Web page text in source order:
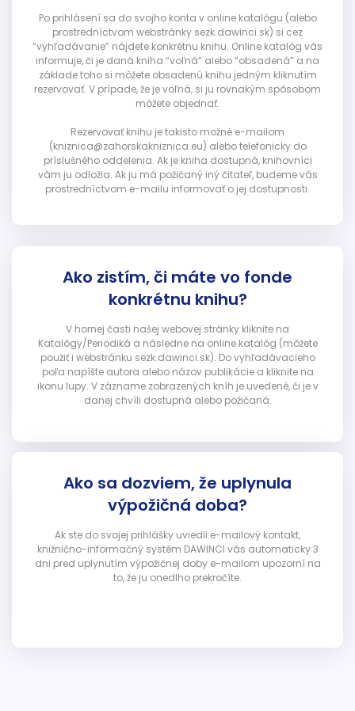
Po prihlásení sa do svojho konta v online katalógu (alebo
prostredníctvom webstránky sezk.dawinci.sk) si cez
“vyhľadávanie” nájdete konkrétnu knihu. Online katalóg vás
informuje, či je daná kniha “voľná” alebo “obsadená” a na
základe toho si môžete obsadenú knihu jedným kliknutím
rezervovať. V prípade, že je voľná, si ju rovnakým spôsobom
môžete objednať.
Rezervovať knihu je takisto možné e-mailom
(kniznica@zahorskakniznica.eu) alebo telefonicky do
príslušného oddelenia. Ak je kniha dostupná, knihovníci
vám ju odložia. Ak ju má požičaný iný čitateľ, budeme vás
prostredníctvom e-mailu informovať o jej dostupnosti.
Ako zistím, či máte vo fonde
konkrétnu knihu?
V hornej časti našej webovej stránky kliknite na
Katalógy/Periodiká a následne na online katalóg (môžete
použiť i webstránku sezk.dawinci.sk). Do vyhľadávacieho
poľa napíšte autora alebo názov publikácie a kliknite na
ikonu lupy. V zázname zobrazených kníh je uvedené, či je v
danej chvíli dostupná alebo požičaná.
Ako sa dozviem, že uplynula
výpožičná doba?
Ak ste do svojej prihlášky uviedli e-mailový kontakt,
knižnično-informačný systém DAWINCI vás automaticky 3
dni pred uplynutím výpožičnej doby e-mailom upozorní na
to, že ju onedlho prekročíte.